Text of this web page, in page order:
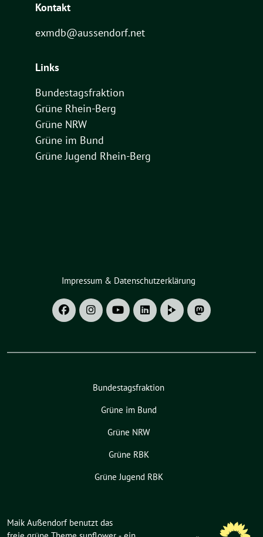
Kontakt
exmdb@aussendorf.net
Links
Bundestagsfraktion
Grüne Rhein-Berg
Grüne NRW
Grüne im Bund
Grüne Jugend Rhein-Berg
Impressum & Datenschutzerklärung
Bundestagsfraktion
Grüne im Bund
Grüne NRW
Grüne RBK
Grüne Jugend RBK
Maik Außendorf benutzt das